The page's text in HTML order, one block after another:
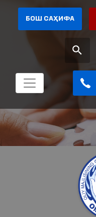
БОШ САҲИФА